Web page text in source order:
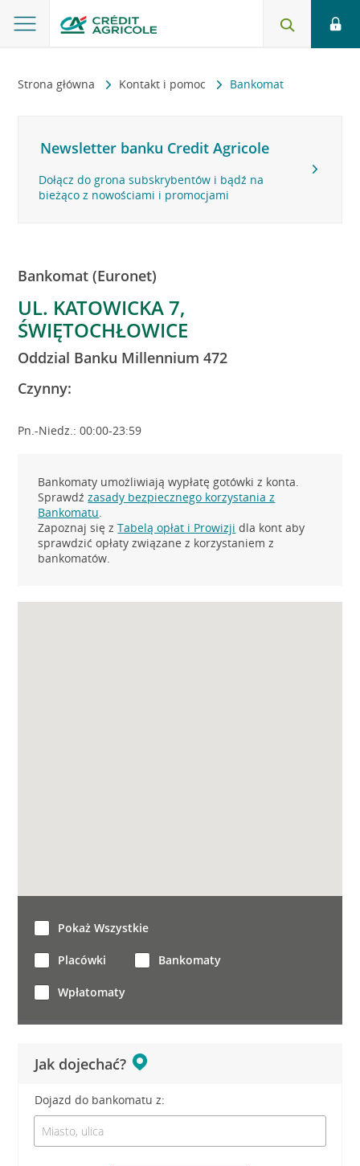
Strona główna Kontakt i pomoc Bankomat
Newsletter banku Credit Agricole
Dołącz do grona subskrybentów i bądź na
bieżąco z nowościami i promocjami
Bankomat (Euronet)
UL. KATOWICKA 7,
ŚWIĘTOCHŁOWICE
Oddzial Banku Millennium 472
Czynny:
Pn.-Niedz.: 00:00-23:59
Bankomaty umożliwiają wypłatę gotówki z konta.
Sprawdźzasady bezpiecznego korzystania z
Bankomatu.
Zapoznaj się zTabelą opłat i Prowizji dla kont aby
sprawdzić opłaty związane z korzystaniem z
bankomatów.
Jak dojechać?
Dojazd do bankomatu z:
Pokaż Wszystkie
Placówki Bankomaty
Wpłatomaty